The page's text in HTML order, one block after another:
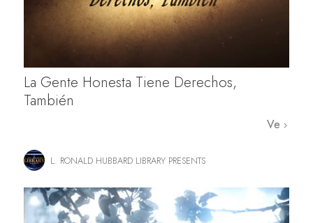
La Gente Honesta Tiene Derechos,
También
Ve
L. RONALD HUBBARD LIBRARY PRESENTS